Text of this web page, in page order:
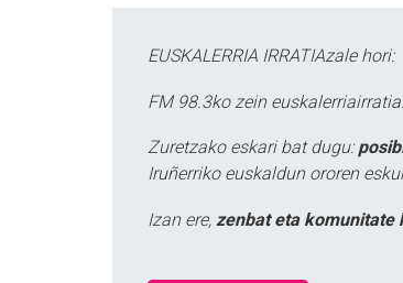
EUSKALERRIA IRRATIAzale hori:
FM 98.3ko zein
Zuretzako eskari bat dugu:
Iruñerriko euskaldun ororen
Izan ere, zenbat eta komunitate